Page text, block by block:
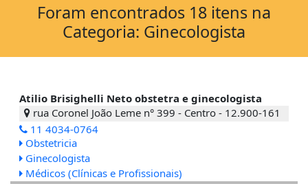
Atilio Brisighelli Neto obstetra e ginecologista
rua Coronel João Leme n° 399 - Centro - 12.900-161
11 4034-0764
Obstetricia
Ginecologista
Médicos (Clínicas e Profissionais)
Foram encontrados 18 itens na
Categoria: Ginecologista